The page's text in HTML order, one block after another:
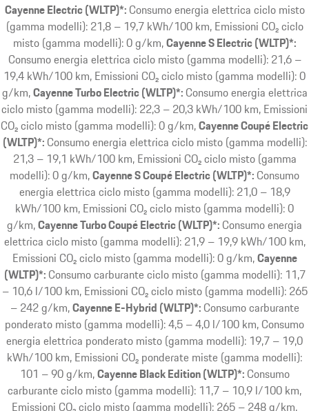
Cayenne Electric (WLTP)*: Consumo energia elettrica ciclo misto
(gamma modelli): 21,8 – 19,7 kWh/100 km, Emissioni CO₂ ciclo
misto (gamma modelli): 0 g/km Cayenne S Electric (WLTP)*:
Consumo energia elettrica ciclo misto (gamma modelli): 21,6 –
19,4 kWh/100 km, Emissioni CO₂ ciclo misto (gamma modelli): 0
g/km Cayenne Turbo Electric (WLTP)*: Consumo energia elettrica
ciclo misto (gamma modelli): 22,3 – 20,3 kWh/100 km, Emissioni
CO₂ ciclo misto (gamma modelli): 0 g/km Cayenne Coupé Electric
(WLTP)*: Consumo energia elettrica ciclo misto (gamma modelli):
21,3 – 19,1 kWh/100 km, Emissioni CO₂ ciclo misto (gamma
modelli): 0 g/km Cayenne S Coupé Electric (WLTP)*: Consumo
energia elettrica ciclo misto (gamma modelli): 21,0 – 18,9
kWh/100 km, Emissioni CO₂ ciclo misto (gamma modelli): 0
g/km Cayenne Turbo Coupé Electric (WLTP)*: Consumo energia
elettrica ciclo misto (gamma modelli): 21,9 – 19,9 kWh/100 km,
Emissioni CO₂ ciclo misto (gamma modelli): 0 g/km Cayenne
(WLTP)*: Consumo carburante ciclo misto (gamma modelli): 11,7
– 10,6 l/100 km, Emissioni CO₂ ciclo misto (gamma modelli): 265
– 242 g/km Cayenne E-Hybrid (WLTP)*: Consumo carburante
ponderato misto (gamma modelli): 4,5 – 4,0 l/100 km, Consumo
energia elettrica ponderato misto (gamma modelli): 19,7 – 19,0
kWh/100 km, Emissioni CO₂ ponderate miste (gamma modelli):
101 – 90 g/km Cayenne Black Edition (WLTP)*: Consumo
carburante ciclo misto (gamma modelli): 11,7 – 10,9 l/100 km,
Emissioni CO₂ ciclo misto (gamma modelli): 265 – 248 g/km